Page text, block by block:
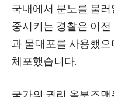
국내에서 분노를 불
중시키는 경찰은 이
과 물대포를 사용했
체포했습니다.